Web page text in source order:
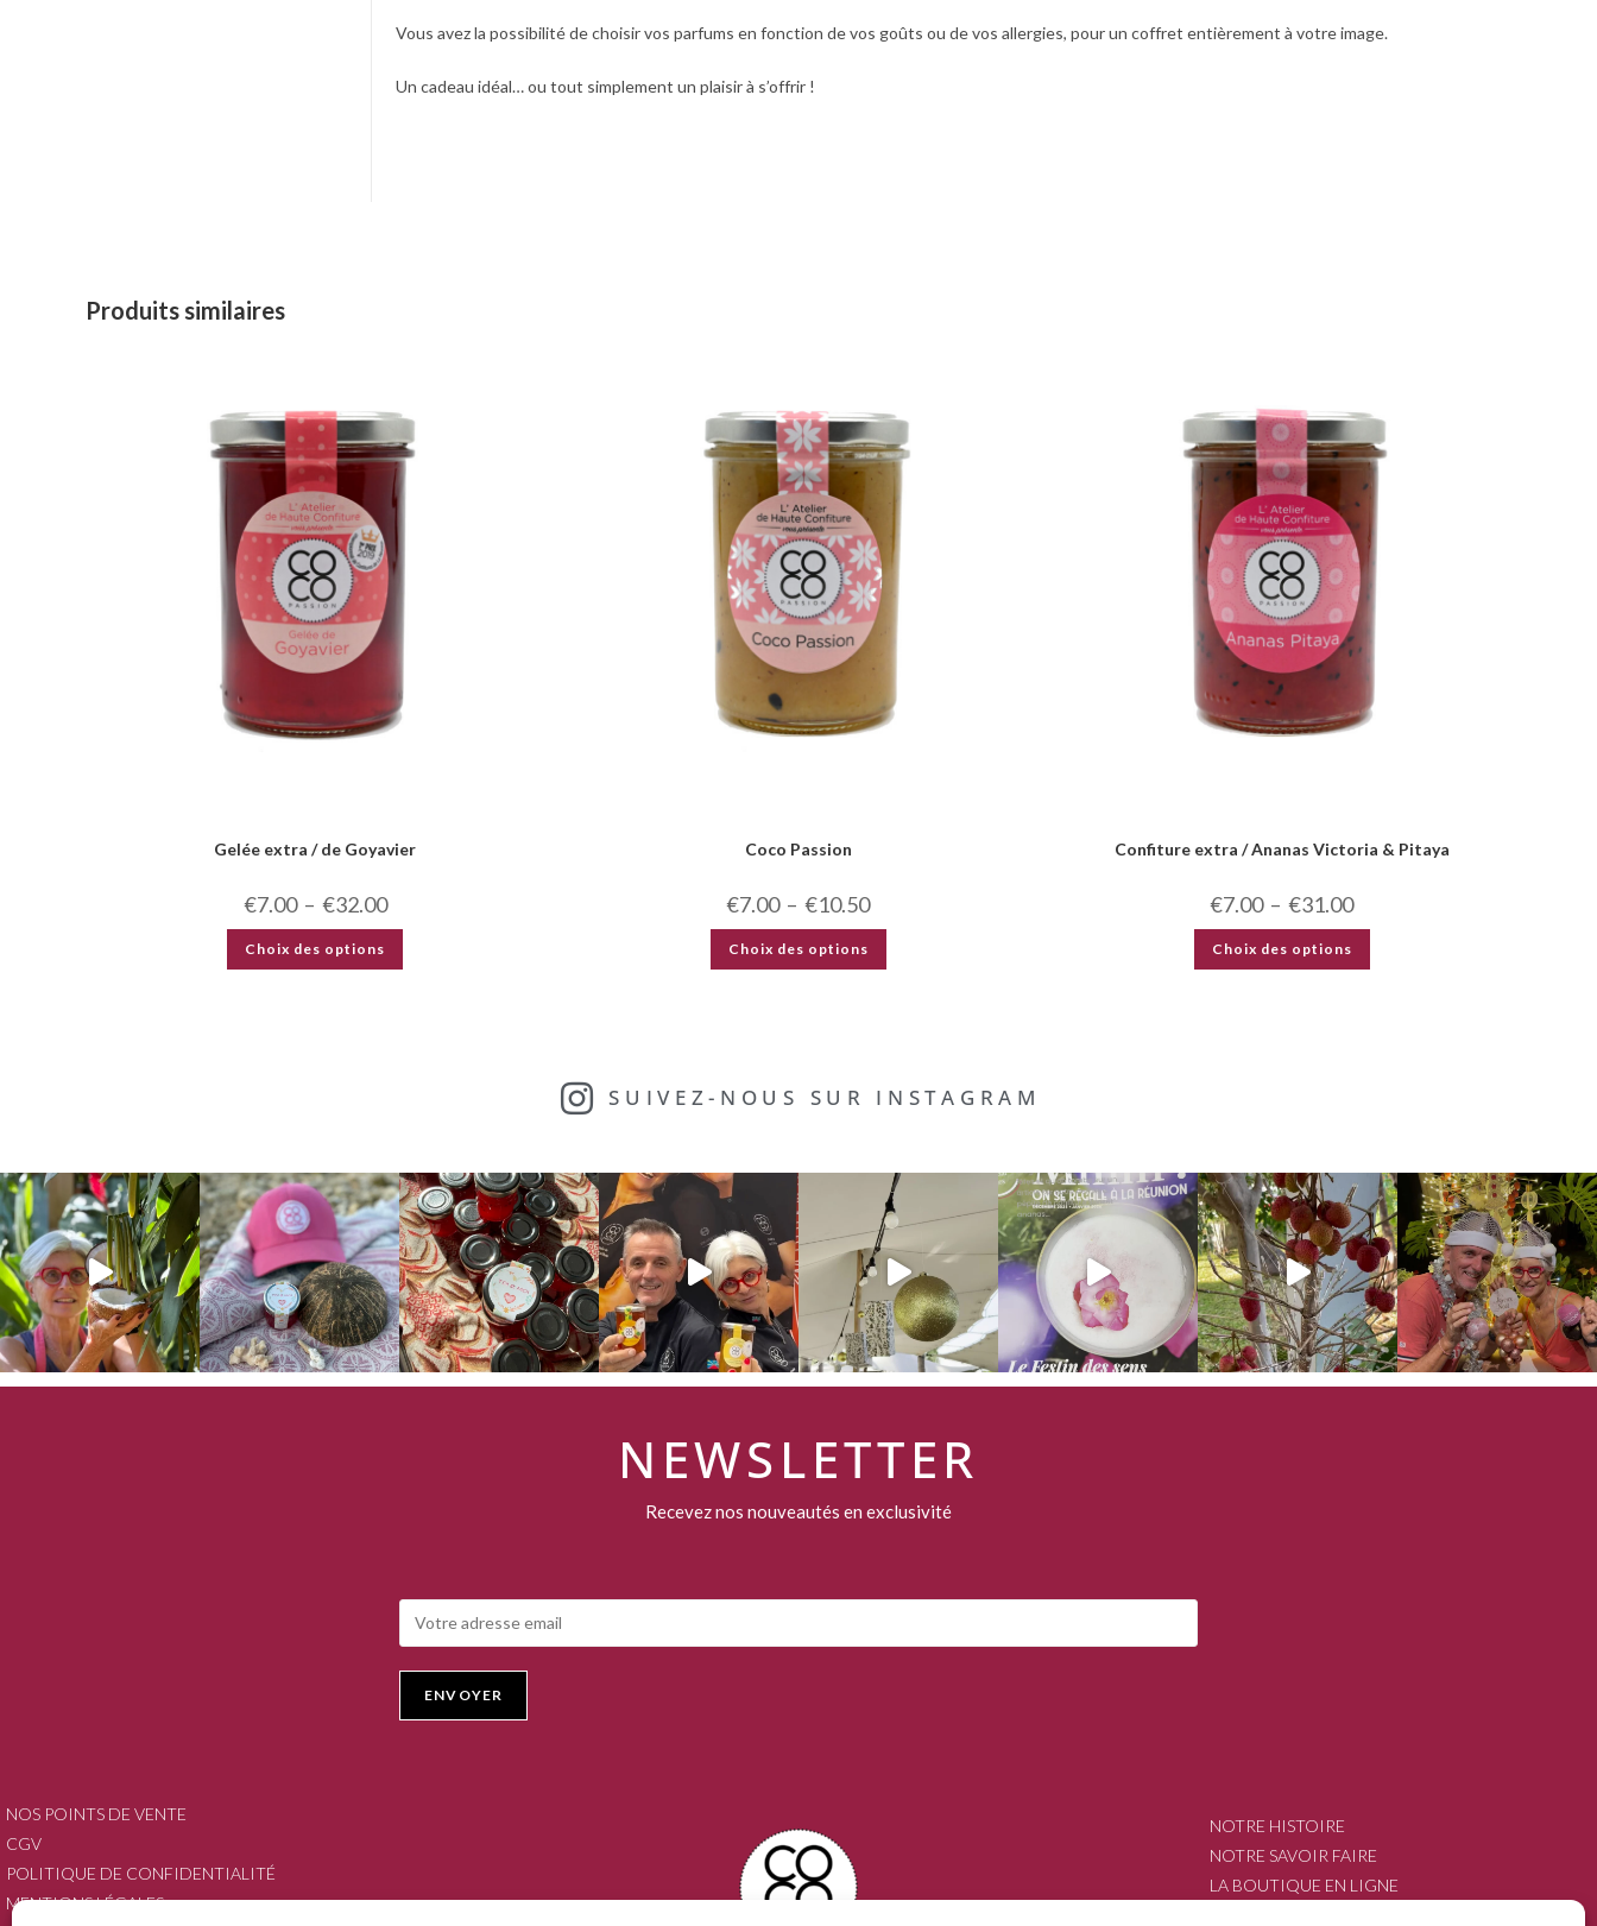
Vous avez la possibilité dechoisir vos parfums en fonction de vos goûts ou de vos allergies, pour un coffret entièrement à votre image.
Un cadeau idéal… ou tout simplement un plaisir à s’offrir !
Produits similaires
Gelée extra / de Goyavier
€7.00 – €32.00
Choix des options
Coco Passion
€7.00 – €10.50
Choix des options
Confiture extra / Ananas Victoria & Pitaya
€7.00 – €31.00
Choix des options
SUIVEZ-NOUS SUR INSTAGRAM​
NEWSLETTER
Recevez nos nouveautés en exclusivité
NOS POINTS DE VENTE
CGV
POLITIQUE DE CONFIDENTIALITÉ
MENTIONS LÉGALES
NOTRE HISTOIRE
NOTRE SAVOIR FAIRE
LA BOUTIQUE EN LIGNE